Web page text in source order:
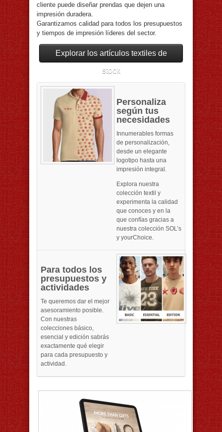
cliente puede diseñar prendas que dejen una
impresión duradera.
Garantizamos calidad para todos los presupuestos
y tiempos de impresión líderes del sector.
Explorar los artículos textiles de
stock
Personaliza
según tus
necesidades
Innumerables formas
de personalización,
desde un elegante
logotipo hasta una
impresión integral.
Explora nuestra
colección textil y
experimenta la calidad
que conoces y en la
que confías gracias a
nuestra colección SOL’s
y yourChoice.
Para todos los
presupuestos y
actividades
Te queremos dar el mejor
asesoramiento posible.
Con nuestras
colecciones básico,
esencial y edición sabrás
exactamente qué elegir
para cada presupuesto y
actividad.